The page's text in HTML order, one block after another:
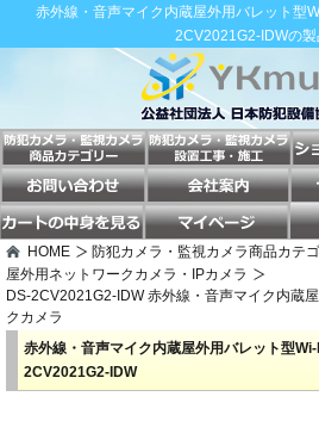
赤外線・音声マイク内蔵屋外用バレット型
2CV2021G2-IDWの製
HOME 防犯カメラ・監視カメラ商品カテ
屋外用ネットワークカメラ・IPカメラ
DS-2CV2021G2-IDW 赤外線・音声マイク内蔵
クカメラ
赤外線・音声マイク内蔵屋外用バレット型
2CV2021G2-IDW